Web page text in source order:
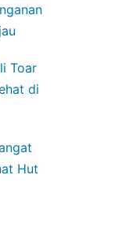
Toar
di
Hut